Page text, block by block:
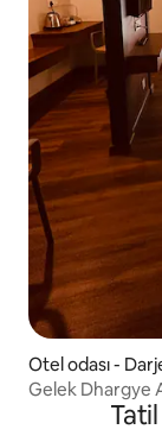
Otel odası -
Gelek Dhargye